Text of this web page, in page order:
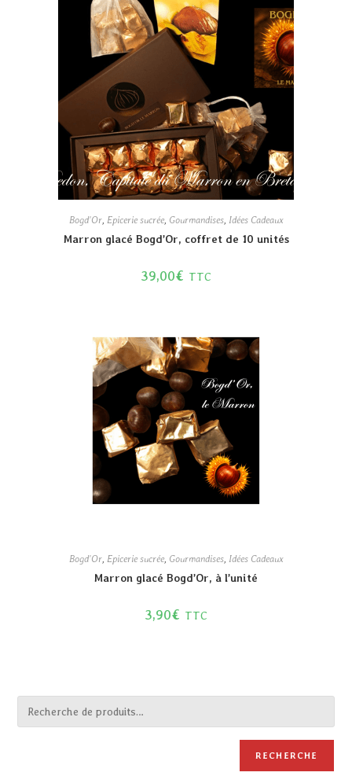
Bogd'Or, Epicerie sucrée, Gourmandises, Idées Cadeaux
Marron glacé Bogd’Or, coffret de 10 unités
39,00€ TTC
Bogd'Or, Epicerie sucrée, Gourmandises, Idées Cadeaux
Marron glacé Bogd’Or, à l’unité
3,90€ TTC
RECHERCHE